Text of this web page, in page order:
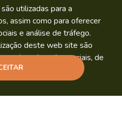
ADICIONAR
2022. ByBild.pt
utilizadas para a
assim como para oferecer
e análise de tráfego.
deste web site são
de redes sociais, de